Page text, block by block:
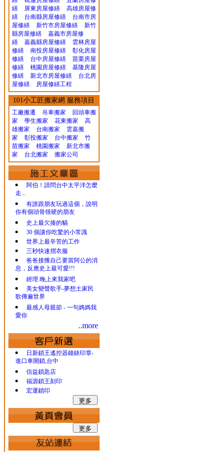
繕
屏東房屋修繕
高雄房屋修
繕
台南縣房屋修繕
台南市房
屋修繕
新竹市房屋修繕
新竹
縣房屋修繕
嘉義市房屋修
繕
嘉義縣房屋修繕
雲林房屋
修繕
南投房屋修繕
彰化房屋
修繕
台中房屋修繕
苗栗房屋
修繕
桃園房屋修繕
基隆房屋
修繕
新北市房屋修繕
台北房
屋修繕
房屋修繕工程
101小工匠搬家網 服務項目
工廠搬遷 吊車搬家
回頭車搬
家
學生搬家 花東搬家
高
雄搬家
台南搬家
雲嘉搬
家
彰投搬家 台中搬家
竹
苗搬家
桃園搬家
新北市搬
家
台北搬家 搬家公司
阿伯！請問台中太平洋怎麼
走...
有誰跟朋友玩過這個，說明
你有個頭骨很硬的朋友
史上最欠揍的貓
30 個讓你吃驚的小常識
世界上最辛苦的工作
三秒快速摺衣服
爸爸接獲自己要當阿公的消
息，反應史上最可愛!!!
經理.晚上來我家吧
美女變聲歌手-夢想土家民
歌傳遍世界
最感人母親節 - 一句媽媽我
愛你
..more
日新鎖王遙控器鐘錶印章-
進口車開鎖,台中
信益鎖匙店
福源鎖王刻印
宏運鎖印